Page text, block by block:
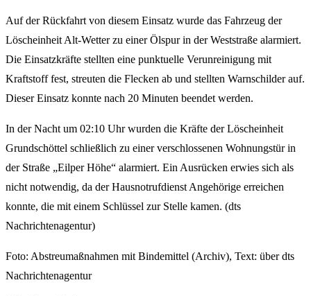
Auf der Rückfahrt von diesem Einsatz wurde das Fahrzeug der
Löscheinheit Alt-Wetter zu einer Ölspur in der Weststraße alarmiert.
Die Einsatzkräfte stellten eine punktuelle Verunreinigung mit
Kraftstoff fest, streuten die Flecken ab und stellten Warnschilder auf.
Dieser Einsatz konnte nach 20 Minuten beendet werden.
In der Nacht um 02:10 Uhr wurden die Kräfte der Löscheinheit
Grundschöttel schließlich zu einer verschlossenen Wohnungstür in
der Straße „Eilper Höhe“ alarmiert. Ein Ausrücken erwies sich als
nicht notwendig, da der Hausnotrufdienst Angehörige erreichen
konnte, die mit einem Schlüssel zur Stelle kamen. (dts
Nachrichtenagentur)
Foto: Abstreumaßnahmen mit Bindemittel (Archiv), Text: über dts
Nachrichtenagentur